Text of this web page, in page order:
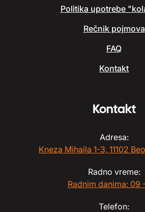
Politika upotrebe
Rečnik pojmova
FAQ
Kontakt
Kontakt
Adresa:
Kneza Mihaila 1-3, 11102
Radno vreme:
Radnim danima: 09
Telefon: